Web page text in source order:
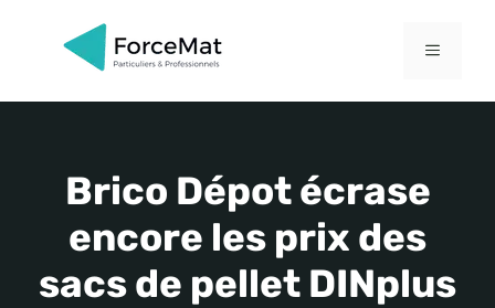
MENU
Brico Dépot écrase
encore les prix des
sacs de pellet DINplus